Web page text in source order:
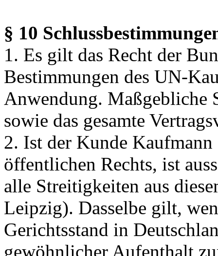
§ 10
1. Es gilt das Recht der
Bestimmungen des UN-
Anwendung. Maßgebliche
sowie das gesamte
2. Ist der Kunde
öffentlichen Rechts, ist
alle Streitigkeiten aus
Leipzig). Dasselbe gilt,
Gerichtsstand in
gewöhnlicher Aufenthalt